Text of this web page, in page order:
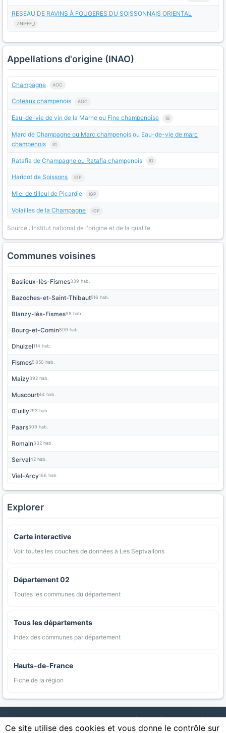
RESEAU DE RAVINS À FOUGERES DU SOISSONNAIS ORIENTAL
ZNIEFF_I
Appellations d'origine (INAO)
Champagne AOC
Coteaux champenois AOC
Eau-de-vie de vin de la Marne ou Fine champenoise IG
Marc de Champagne ou Marc champenois ou Eau-de-vie de marc
champenois
IG
Ratafia de Champagne ou Ratafia champenois IG
Haricot de Soissons IGP
Miel de tilleul de Picardie IGP
Volailles de la Champagne IGP
Source : Institut national de l'origine et de la qualite
Communes voisines
Baslieux-lès-Fismes339 hab.
Bazoches-et-Saint-Thibaut516 hab.
Blanzy-lès-Fismes98 hab.
Bourg-et-Comin809 hab.
Dhuizel114 hab.
Fismes5 850 hab.
Maizy392 hab.
Muscourt44 hab.
Œuilly293 hab.
Paars309 hab.
Romain332 hab.
Serval42 hab.
Viel-Arcy166 hab.
Explorer
Carte interactive
Voir toutes les couches de données à Les Septvallons
Département 02
Toutes les communes du département
Tous les départements
Index des communes par département
Hauts-de-France
Fiche de la région
AgriMap — Données agricoles ouvertes | Carte | Communes |
Appellations | Regions | Cultures | Zones protégées | Forets |
Ce site utilise des cookies et vous donne le contrôle sur